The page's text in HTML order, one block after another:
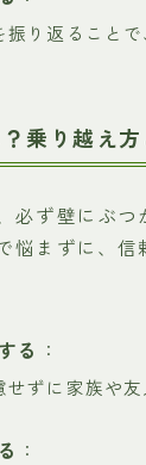
振り返ること
乗り越え
必ず壁にぶつ
悩まずに、信
る ：
せずに家族や
：